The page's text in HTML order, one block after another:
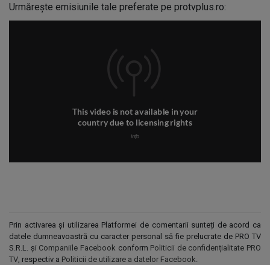
Urmărește emisiunile tale preferate pe protvplus.ro:
Prin activarea și utilizarea Platformei de comentarii sunteți de acord ca
datele dumneavoastră cu caracter personal să fie prelucrate de PRO TV
S.R.L. și Companiile Facebook conform Politicii de confidențialitate PRO
TV, respectiv a Politicii de utilizare a datelor Facebook.